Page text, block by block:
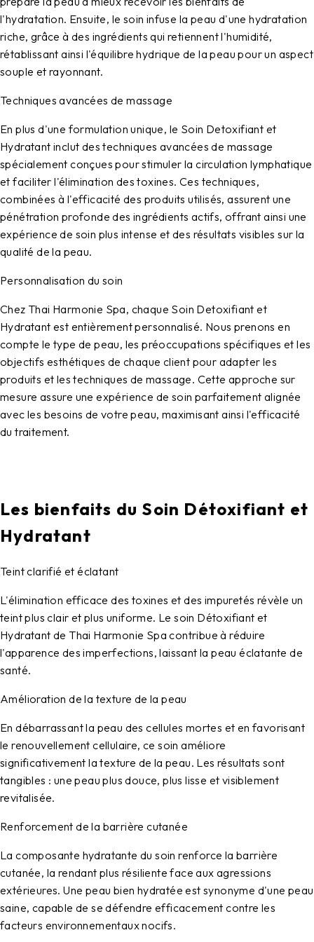
l'hydratation. Ensuite, le soin infuse la peau d'une hydratation
riche, grâce à des ingrédients qui retiennent l'humidité,
rétablissant ainsi l'équilibre hydrique de la peau pour un aspect
souple et rayonnant.
Techniques avancées de massage
En plus d'une formulation unique, le Soin Detoxifiant et
Hydratant inclut des techniques avancées de massage
spécialement conçues pour stimuler la circulation lymphatique
et faciliter l'élimination des toxines. Ces techniques,
combinées à l'efficacité des produits utilisés, assurent une
pénétration profonde des ingrédients actifs, offrant ainsi une
expérience de soin plus intense et des résultats visibles sur la
qualité de la peau.
Personnalisation du soin
Chez Thai Harmonie Spa, chaque Soin Detoxifiant et
Hydratant est entièrement personnalisé. Nous prenons en
compte le type de peau, les préoccupations spécifiques et les
objectifs esthétiques de chaque client pour adapter les
produits et les techniques de massage. Cette approche sur
mesure assure une expérience de soin parfaitement alignée
avec les besoins de votre peau, maximisant ainsi l'efficacité
du traitement.
Les bienfaits du Soin Détoxifiant et
Hydratant
Teint clarifié et éclatant
L'élimination efficace des toxines et des impuretés révèle un
teint plus clair et plus uniforme. Le soin Détoxifiant et
Hydratant de Thai Harmonie Spa contribue à réduire
l'apparence des imperfections, laissant la peau éclatante de
santé.
Amélioration de la texture de la peau
En débarrassant la peau des cellules mortes et en favorisant
le renouvellement cellulaire, ce soin améliore
significativement la texture de la peau. Les résultats sont
tangibles : une peau plus douce, plus lisse et visiblement
revitalisée.
Renforcement de la barrière cutanée
La composante hydratante du soin renforce la barrière
cutanée, la rendant plus résiliente face aux agressions
extérieures. Une peau bien hydratée est synonyme d'une peau
saine, capable de se défendre efficacement contre les
facteurs environnementaux nocifs.